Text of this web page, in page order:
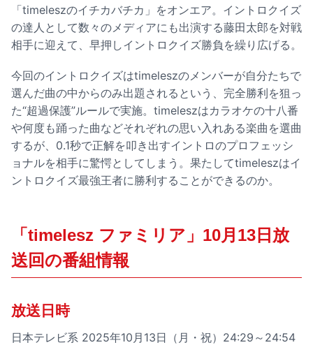
「timeleszのイチカバチカ」をオンエア。イントロクイズ
の達人として数々のメディアにも出演する藤田太郎を対戦
相手に迎えて、早押しイントロクイズ勝負を繰り広げる。
今回のイントロクイズはtimeleszのメンバーが自分たちで
選んだ曲の中からのみ出題されるという、完全勝利を狙っ
た“超過保護”ルールで実施。timeleszはカラオケの十八番
や何度も踊った曲などそれぞれの思い入れある楽曲を選曲
するが、0.1秒で正解を叩き出すイントロのプロフェッシ
ョナルを相手に驚愕としてしまう。果たしてtimeleszはイ
ントロクイズ最強王者に勝利することができるのか。
「timelesz ファミリア」10月13日放
送回の番組情報
放送日時
日本テレビ系 2025年10月13日（月・祝）24:29～24:54